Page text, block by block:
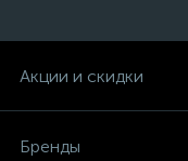
Акции и скидки
Бренды